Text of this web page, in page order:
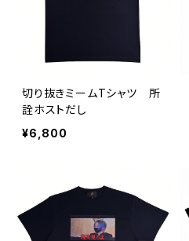
切り抜きミームTシャツ 所
詮ホストだし
¥6,800